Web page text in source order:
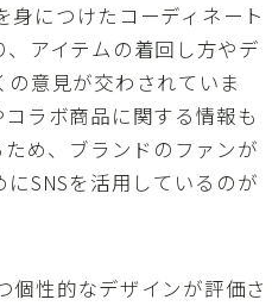
身につけたコーディネート
アイテムの着回し方やデ
意見が交わされていま
ラボ商品に関する情報も
め、ブランドのファンが
SNSを活用しているのが
個性的なデザインが評価さ